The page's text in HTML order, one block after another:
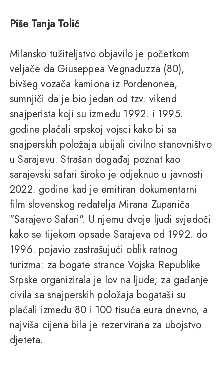
Piše Tanja Tolić
Milansko tužiteljstvo objavilo je početkom
veljače da Giuseppea Vegnaduzza (80),
bivšeg vozača kamiona iz Pordenonea,
sumnjiči da je bio jedan od tzv. vikend
snajperista koji su između 1992. i 1995.
godine plaćali srpskoj vojsci kako bi sa
snajperskih položaja ubijali civilno stanovništvo
u Sarajevu. Strašan događaj poznat kao
sarajevski safari široko je odjeknuo u javnosti
2022. godine kad je emitiran dokumentarni
film slovenskog redatelja Mirana Zupaniča
"Sarajevo Safari". U njemu dvoje ljudi svjedoči
kako se tijekom opsade Sarajeva od 1992. do
1996. pojavio zastrašujući oblik ratnog
turizma: za bogate strance Vojska Republike
Srpske organizirala je lov na ljude; za gađanje
civila sa snajperskih položaja bogataši su
plaćali između 80 i 100 tisuća eura dnevno, a
najviša cijena bila je rezervirana za ubojstvo
djeteta.